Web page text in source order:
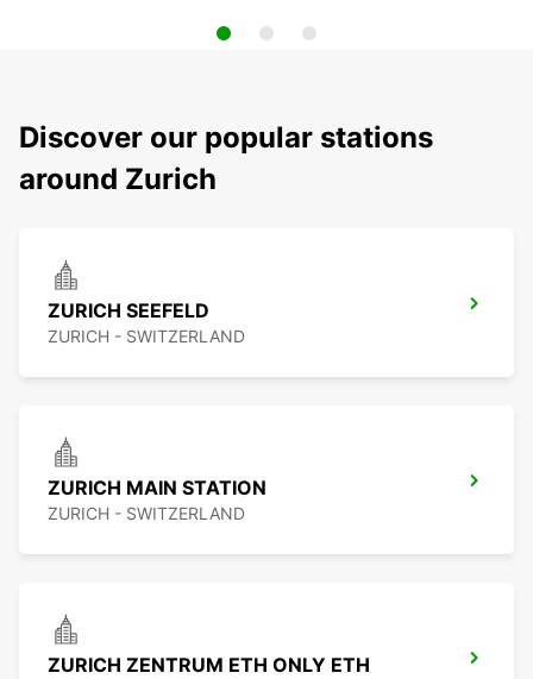
Discover our popular stations
around Zurich
ZURICH SEEFELD
ZURICH - SWITZERLAND
ZURICH MAIN STATION
ZURICH - SWITZERLAND
ZURICH ZENTRUM ETH ONLY ETH